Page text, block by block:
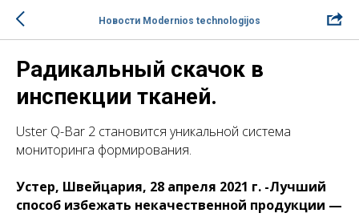
Новости Modernios technologijos
Радикальный скачок в
инспекции тканей.
Uster Q-Bar 2 становится уникальной система
мониторинга формирования.
Устер, Швейцария, 28 апреля 2021 г. -Лучший
способ избежать некачественной продукции —